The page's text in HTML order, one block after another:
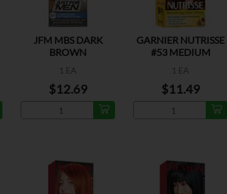
JFM MBS DARK
BROWN
1 EA
$12.69
GARNIER NUTRISSE
#53 MEDIUM
1 EA
$11.49